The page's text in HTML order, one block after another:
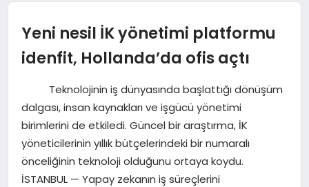
TEKNOLOJI
YAŞAM
Yeni nesil İK yönetimi platformu
idenfit, Hollanda’da ofis açtı
Teknolojinin iş dünyasında başlattığı dönüşüm
dalgası, insan kaynakları ve işgücü yönetimi
birimlerini de etkiledi. Güncel bir araştırma, İK
yöneticilerinin yıllık bütçelerindeki bir numaralı
önceliğinin teknoloji olduğunu ortaya koydu.
İSTANBUL — Yapay zekanın iş süreçlerini